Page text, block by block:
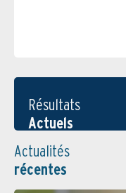
Résultats
Actuels
Actualités
récentes